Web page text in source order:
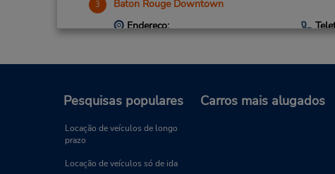
3 Baton Rouge Downtown
Endereço:
Endereço:
Pesquisas populares
Locação de veículos de longo
prazo
Locação de veículos só de ida
Carros mais alugados